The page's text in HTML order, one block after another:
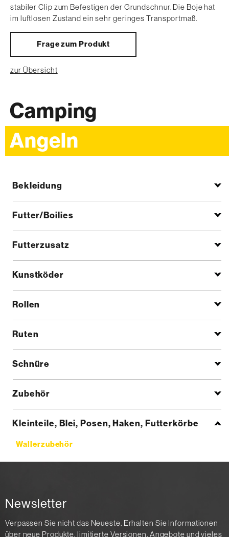
stabiler Clip zum Befestigen der Grundschnur. Die Boje hat
im luftlosen Zustand ein sehr geringes Transportmaß.
Frage zum Produkt
zur Übersicht
Camping
Angeln
Bekleidung
Futter/Boilies
Futterzusatz
Kunstköder
Rollen
Ruten
Schnüre
Zubehör
Kleinteile, Blei, Posen, Haken, Futterkörbe
Wallerzubehör
Newsletter
Verpassen Sie nicht das Neueste. Erhalten Sie Informationen
über neue Produkte, limitierte Versionen, Angebote und vieles